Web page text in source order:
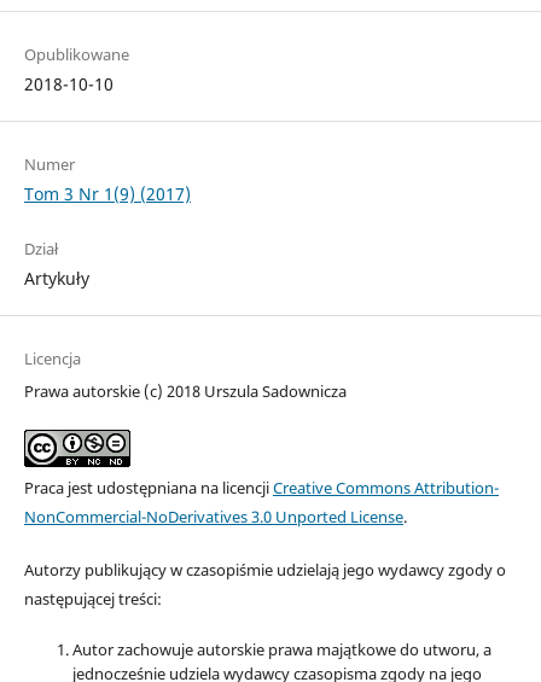
Opublikowane
2018-10-10
Numer
Tom 3 Nr 1(9) (2017)
Dział
Artykuły
Licencja
Prawa autorskie (c) 2018 Urszula Sadownicza
Praca jest udostępniana na licencjiCreative Commons Attribution-
NonCommercial-NoDerivatives 3.0 Unported License.
Autorzy publikujący w czasopiśmie udzielają jego wydawcy zgody o
następującej treści:
Autor zachowuje autorskie prawa majątkowe do utworu, a
jednocześnie udziela wydawcy czasopisma zgody na jego